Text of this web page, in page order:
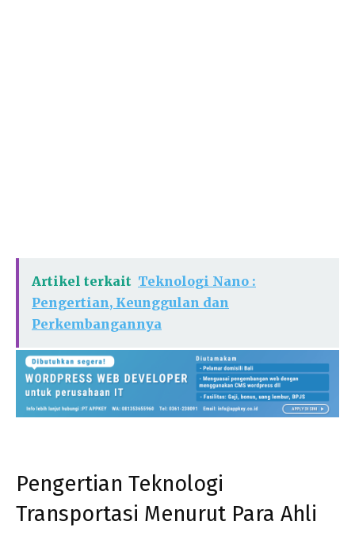
Artikel terkait Teknologi Nano :
Pengertian, Keunggulan dan
Perkembangannya
Pengertian Teknologi
Transportasi Menurut Para Ahli